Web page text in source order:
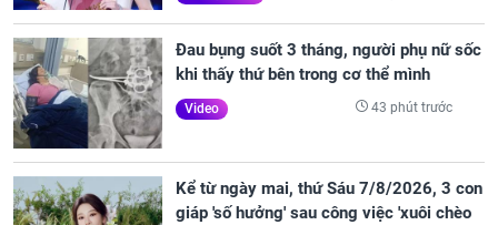
Đau bụng suốt 3 tháng, người phụ nữ sốc
khi thấy thứ bên trong cơ thể mình
Video 43 phút trước
Kể từ ngày mai, thứ Sáu 7/8/2026, 3 con
giáp 'số hưởng' sau công việc 'xuôi chèo